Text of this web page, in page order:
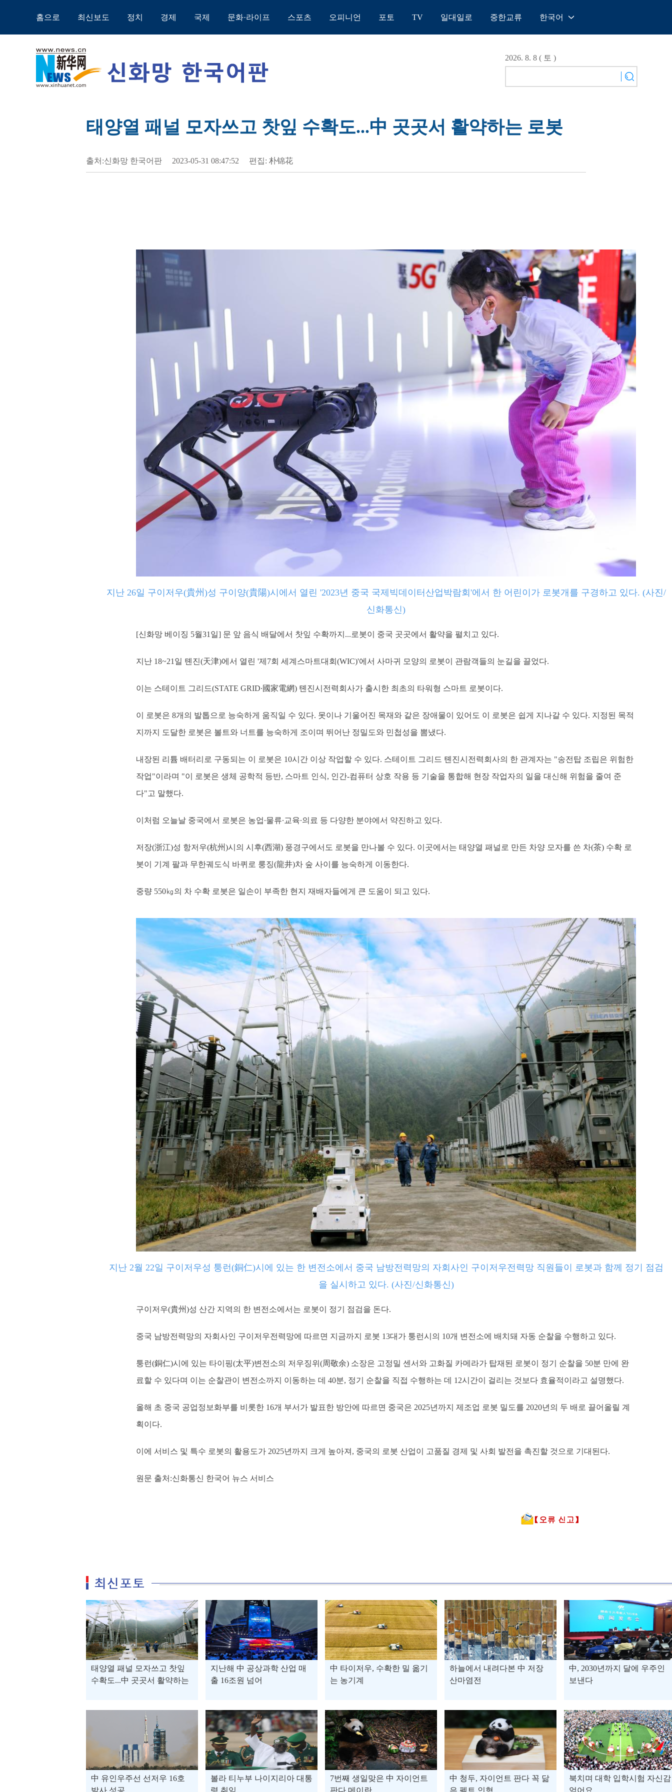
홈으로 최신보도 정치 경제 국제 문화·라이프 스포츠 오피니언 포토 TV 일대일로 중한교류 한국어
English
Español
日本語
2026. 8. 8 ( 토 )
태양열 패널 모자쓰고 찻잎 수확도...中 곳곳서 활약하는 로봇
출처:신화망 한국어판 2023-05-31 08:47:52 편집: 朴锦花
지난 26일 구이저우(貴州)성 구이양(貴陽)시에서 열린 '2023년 중국 국제빅데이터산업박람회'에서 한 어린이가 로봇개를 구경하고 있다. (사진/
신화통신)
[신화망 베이징 5월31일] 문 앞 음식 배달에서 찻잎 수확까지...로봇이 중국 곳곳에서 활약을 펼치고 있다.
지난 18~21일 톈진(天津)에서 열린 '제7회 세계스마트대회(WIC)'에서 사마귀 모양의 로봇이 관람객들의 눈길을 끌었다.
이는 스테이트 그리드(STATE GRID∙國家電網) 톈진시전력회사가 출시한 최초의 타워형 스마트 로봇이다.
이 로봇은 8개의 발톱으로 능숙하게 움직일 수 있다. 못이나 기울어진 목재와 같은 장애물이 있어도 이 로봇은 쉽게 지나갈 수 있다. 지정된 목적
지까지 도달한 로봇은 볼트와 너트를 능숙하게 조이며 뛰어난 정밀도와 민첩성을 뽐냈다.
내장된 리튬 배터리로 구동되는 이 로봇은 10시간 이상 작업할 수 있다. 스테이트 그리드 톈진시전력회사의 한 관계자는 "송전탑 조립은 위험한
작업"이라며 "이 로봇은 생체 공학적 등반, 스마트 인식, 인간-컴퓨터 상호 작용 등 기술을 통합해 현장 작업자의 일을 대신해 위험을 줄여 준
다"고 말했다.
이처럼 오늘날 중국에서 로봇은 농업∙물류∙교육∙의료 등 다양한 분야에서 약진하고 있다.
저장(浙江)성 항저우(杭州)시의 시후(西湖) 풍경구에서도 로봇을 만나볼 수 있다. 이곳에서는 태양열 패널로 만든 차양 모자를 쓴 차(茶) 수확 로
봇이 기계 팔과 무한궤도식 바퀴로 룽징(龍井)차 숲 사이를 능숙하게 이동한다.
중량 550㎏의 차 수확 로봇은 일손이 부족한 현지 재배자들에게 큰 도움이 되고 있다.
지난 2월 22일 구이저우성 퉁런(銅仁)시에 있는 한 변전소에서 중국 남방전력망의 자회사인 구이저우전력망 직원들이 로봇과 함께 정기 점검
을 실시하고 있다. (사진/신화통신)
구이저우(貴州)성 산간 지역의 한 변전소에서는 로봇이 정기 점검을 돈다.
중국 남방전력망의 자회사인 구이저우전력망에 따르면 지금까지 로봇 13대가 퉁런시의 10개 변전소에 배치돼 자동 순찰을 수행하고 있다.
퉁런(銅仁)시에 있는 타이핑(太平)변전소의 저우징위(周敬余) 소장은 고정밀 센서와 고화질 카메라가 탑재된 로봇이 정기 순찰을 50분 만에 완
료할 수 있다며 이는 순찰관이 변전소까지 이동하는 데 40분, 정기 순찰을 직접 수행하는 데 12시간이 걸리는 것보다 효율적이라고 설명했다.
올해 초 중국 공업정보화부를 비롯한 16개 부서가 발표한 방안에 따르면 중국은 2025년까지 제조업 로봇 밀도를 2020년의 두 배로 끌어올릴 계
획이다.
이에 서비스 및 특수 로봇의 활용도가 2025년까지 크게 높아져, 중국의 로봇 산업이 고품질 경제 및 사회 발전을 촉진할 것으로 기대된다.
원문 출처:신화통신 한국어 뉴스 서비스
태양열 패널 모자쓰고 찻잎
수확도...中 곳곳서 활약하는
지난해 中 공상과학 산업 매
출 16조원 넘어
中 타이저우, 수확한 밀 옮기
는 농기계
하늘에서 내려다본 中 저장
산마염전
中, 2030년까지 달에 우주인
보낸다
中 유인우주선 선저우 16호
발사 성공
볼라 티누부 나이지리아 대통
령 취임
7번째 생일맞은 中 자이언트
판다 메이란
中 청두, 자이언트 판다 꼭 닮
은 펠트 인형
북치며 대학 입학시험 자신감
얻어요